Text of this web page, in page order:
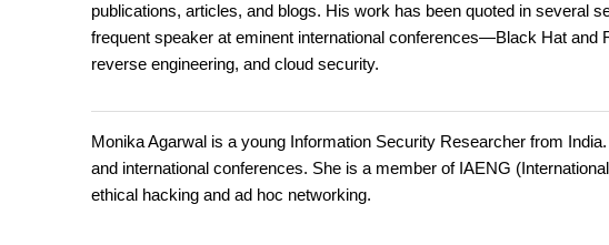
publications, articles, and blogs. His work has been quoted in several
frequent speaker at eminent international conferences—Black Hat and
reverse engineering, and cloud security.
Monika Agarwal is a young Information Security Researcher from
and international conferences. She is a member of IAENG
ethical hacking and ad hoc networking.